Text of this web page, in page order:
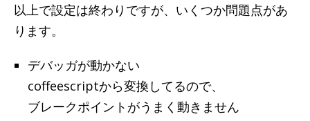
以上で設定は終わりですが、いくつか問題点があ
ります。
デバッガが動かない
coffeescriptから変換してるので、
ブレークポイントがうまく動きません